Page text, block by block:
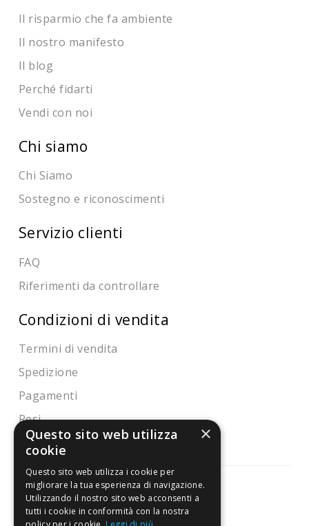
Il risparmio che fa ambiente
Il nostro manifesto
Il blog
Perché fidarti
Vendi con noi
Chi siamo
Chi Siamo
Sostegno e riconoscimenti
Servizio clienti
FAQ
Riferimenti da controllare
Condizioni di vendita
Termini di vendita
Spedizione
Pagamenti
Resi
Pagamenti sicuri
×
Questo sito web utilizza
cookie
Questo sito web utilizza i cookie per
migliorare la tua esperienza di navigazione.
Utilizzando il nostro sito web acconsenti a
tutti i cookie in conformità con la nostra